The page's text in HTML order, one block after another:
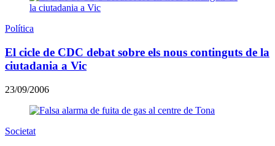
Política
El cicle de CDC debat sobre els nous continguts de la
ciutadania a Vic
23/09/2006
Societat